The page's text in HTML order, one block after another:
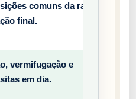
comuns da raça
final.
vermifugação e
em dia.